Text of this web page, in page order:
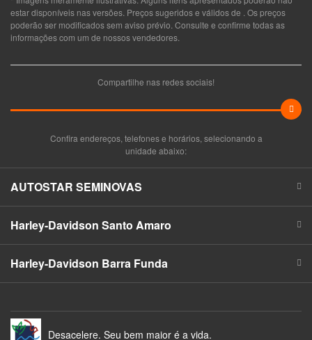
estar disponíveis nas versões. Preços sugeridos e válidos de . Os preços
poderão ser modificados sem aviso prévio. Consulte e confirme todas as
informações com um de nossos vendedores.
Compartilhe nas redes sociais!
Confira endereços, telefones e horários, selecionando a
unidade abaixo:
AUTOSTAR SEMINOVAS
Harley-Davidson Santo Amaro
Harley-Davidson Barra Funda
Desacelere. Seu bem maior é a vida.